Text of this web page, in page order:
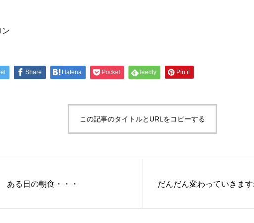
ン
Share Hatena Pocket feedly Pin it
この記事のタイトルとURLをコピーする
ある日の朝食・・・ だんだん変わっていきま